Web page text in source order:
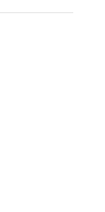
契約「夜
しなかった口